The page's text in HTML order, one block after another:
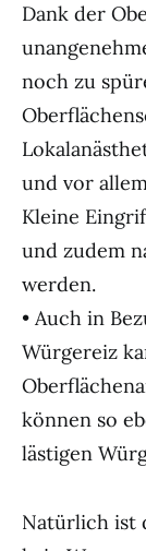
Dank der
noch zu
und vor
Kleine
und zudem
werden.
• Auch in
Würgereiz
können so
lästigen
Natürlich ist